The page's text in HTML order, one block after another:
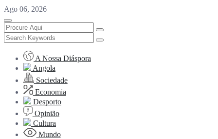
Ago 06, 2026
A Nossa Diáspora
Angola
Sociedade
Economia
Desporto
Opinião
Cultura
Mundo